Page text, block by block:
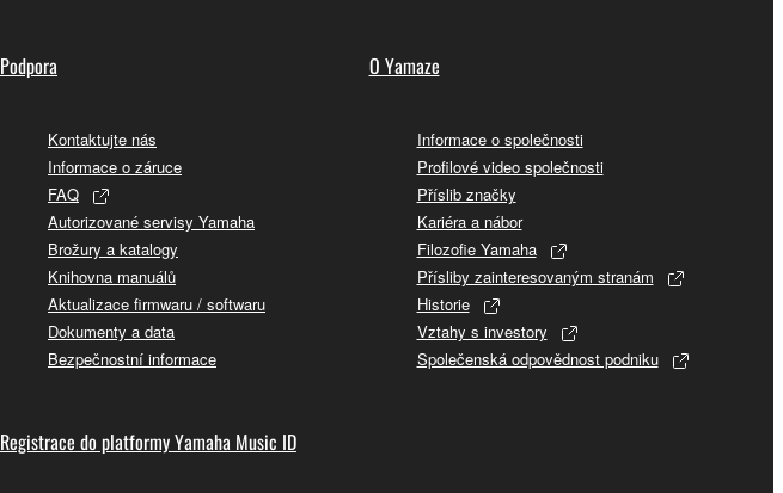
Podpora
Kontaktujte nás
Informace o záruce
FAQ
Autorizované servisy Yamaha
Brožury a katalogy
Knihovna manuálů
Aktualizace firmwaru / softwaru
Dokumenty a data
Bezpečnostní informace
Registrace do platformy Yamaha Music ID
O Yamaze
Informace o společnosti
Profilové video společnosti
Příslib značky
Kariéra a nábor
Filozofie Yamaha
Přísliby zainteresovaným stranám
Historie
Vztahy s investory
Společenská odpovědnost podniku